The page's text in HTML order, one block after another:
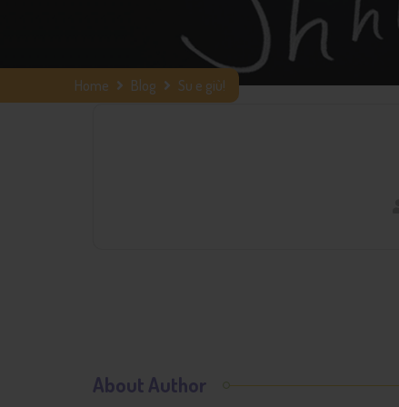
Home Blog Su e giù!
About Author